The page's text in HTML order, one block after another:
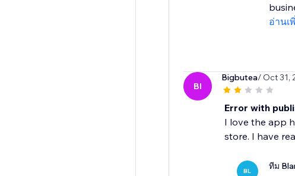
อ่านเ
BI
Bigbutea/ Oct 31,
Error with
I love the app
store. I have
BL ทีม